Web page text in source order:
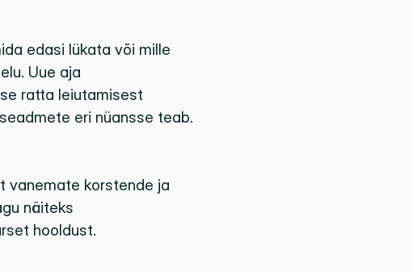
edasi lükata või mille
Uue aja
ratta leiutamisest
eri nüansse teab.
vanemate korstende ja
näiteks
hooldust.